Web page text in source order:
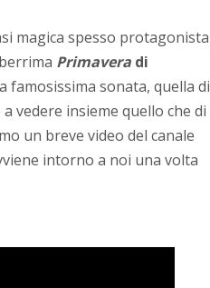
magica spesso protagonista
Primavera di
famosissima sonata, quella di
vedere insieme quello che di
un breve video del canale
intorno a noi una volta